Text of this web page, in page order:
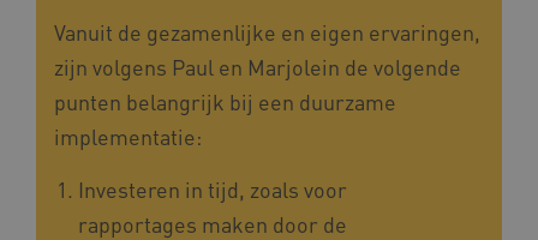
Vanuit de gezamenlijke en eigen ervaringen,
zijn volgens Paul en Marjolein de volgende
punten belangrijk bij een duurzame
implementatie:
Investeren in tijd, zoals voor
rapportages maken door de
BCSessionID a594.kennispleingehandicaptensector.nl